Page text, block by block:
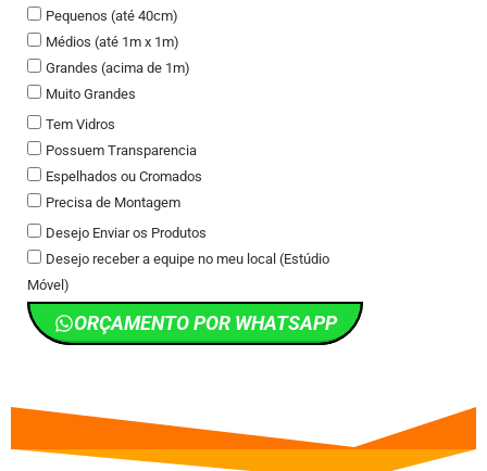
Pequenos (até 40cm)
Médios (até 1m x 1m)
Grandes (acima de 1m)
Muito Grandes
Tem Vidros
Possuem Transparencia
Espelhados ou Cromados
Precisa de Montagem
Desejo Enviar os Produtos
Desejo receber a equipe no meu local (Estúdio
Móvel)
ORÇAMENTO POR WHATSAPP